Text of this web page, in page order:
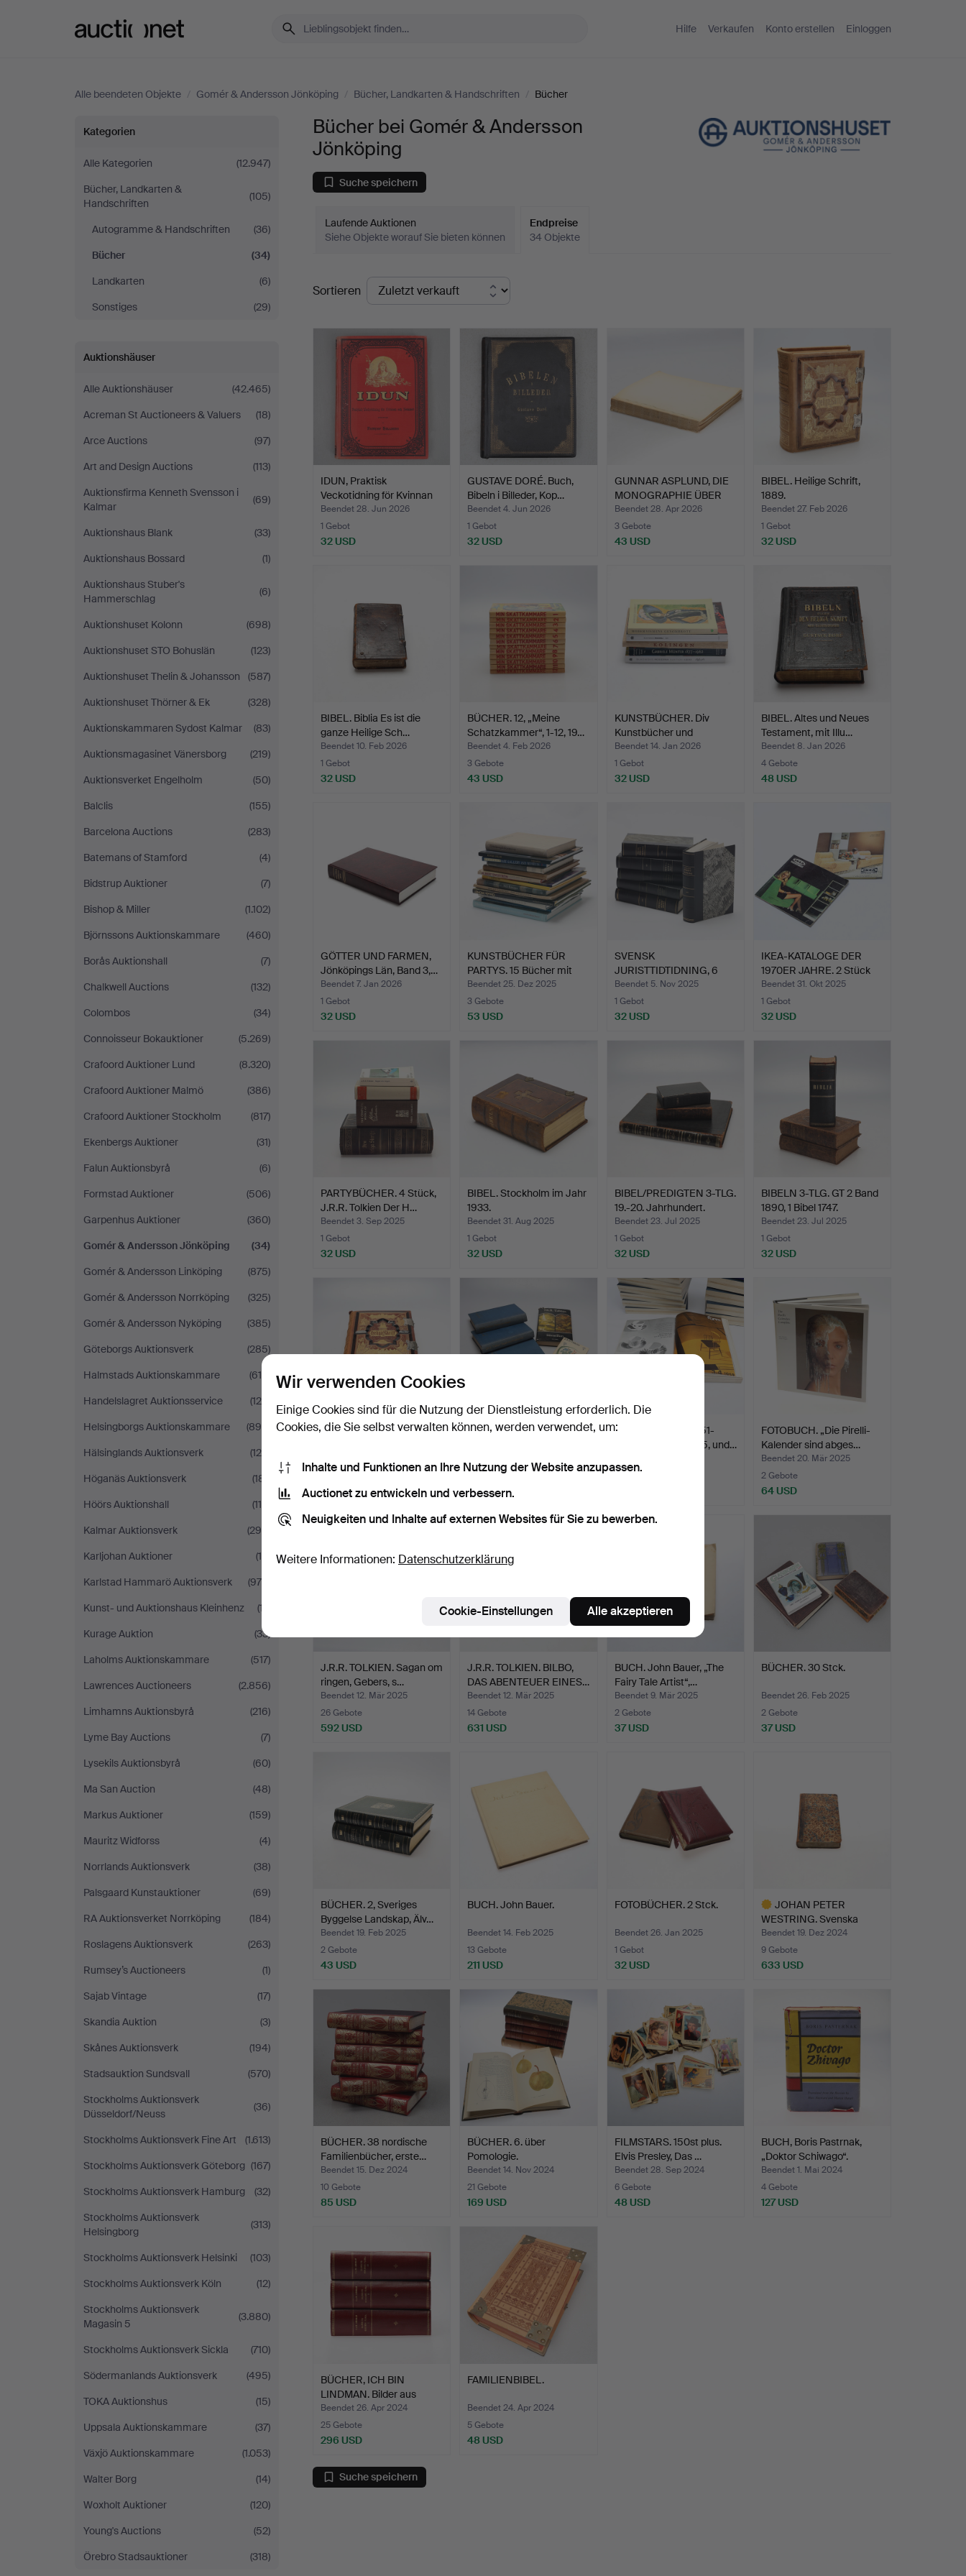
Hilfe Verkaufen Konto erstellen Einloggen
Alle beendeten Objekte / Gomér & Andersson Jönköping / Bücher, Landkarten & Handschriften / Bücher
Bücher
bei
Gomér
Andersson
Jönköping
Kategorien
Alle Kategorien
(12.947)
Bücher, Landkarten &
Handschriften
(105)
Autogramme & Handschriften
(36)
Bücher
(34)
Landkarten
(6)
Sonstiges
(29)
Auktionshäuser
Alle Auktionshäuser
(42.465)
Acreman St Auctioneers & Valuers
(18)
Arce Auctions
(97)
Art and Design Auctions
(113)
Auktionsfirma Kenneth Svensson i
Kalmar
(69)
Auktionshaus Blank
(33)
Auktionshaus Bossard
(1)
Auktionshaus Stuber's
Hammerschlag
(6)
Auktionshuset Kolonn
(698)
Auktionshuset STO Bohuslän
(123)
Auktionshuset Thelin & Johansson
(587)
Auktionshuset Thörner & Ek
(328)
Auktionskammaren Sydost Kalmar
(83)
Auktionsmagasinet Vänersborg
(219)
Auktionsverket Engelholm
(50)
Balclis
(155)
Barcelona Auctions
(283)
Batemans of Stamford
(4)
Bidstrup Auktioner
(7)
Bishop & Miller
(1.102)
Björnssons Auktionskammare
(460)
Borås Auktionshall
(7)
Chalkwell Auctions
(132)
Colombos
(34)
Connoisseur Bokauktioner
(5.269)
Crafoord Auktioner Lund
(8.320)
Crafoord Auktioner Malmö
(386)
Crafoord Auktioner Stockholm
(817)
Ekenbergs Auktioner
(31)
Falun Auktionsbyrå
(6)
Formstad Auktioner
(506)
Garpenhus Auktioner
(360)
Gomér & Andersson Jönköping
(34)
Gomér & Andersson Linköping
(875)
Gomér & Andersson Norrköping
(325)
Gomér & Andersson Nyköping
(385)
Göteborgs Auktionsverk
(285)
Halmstads Auktionskammare
(619)
Handelslagret Auktionsservice
(120)
Helsingborgs Auktionskammare
(890)
Hälsinglands Auktionsverk
(120)
Höganäs Auktionsverk
(181)
Höörs Auktionshall
(114)
Kalmar Auktionsverk
(295)
Karljohan Auktioner
(10)
Karlstad Hammarö Auktionsverk
(978)
Kunst- und Auktionshaus Kleinhenz
(17)
Kurage Auktion
(33)
Laholms Auktionskammare
(517)
Lawrences Auctioneers
(2.856)
Limhamns Auktionsbyrå
(216)
Lyme Bay Auctions
(7)
Lysekils Auktionsbyrå
(60)
Ma San Auction
(48)
Markus Auktioner
(159)
Mauritz Widforss
(4)
Norrlands Auktionsverk
(38)
Palsgaard Kunstauktioner
(69)
RA Auktionsverket Norrköping
(184)
Roslagens Auktionsverk
(263)
Rumsey’s Auctioneers
(1)
Sajab Vintage
(17)
Skandia Auktion
(3)
Skånes Auktionsverk
(194)
Stadsauktion Sundsvall
(570)
Stockholms Auktionsverk
Düsseldorf/Neuss
(36)
Stockholms Auktionsverk Fine Art
(1.613)
Stockholms Auktionsverk Göteborg (167)
Stockholms Auktionsverk Hamburg
(32)
Stockholms Auktionsverk
Helsingborg
(313)
Stockholms Auktionsverk Helsinki
(103)
Stockholms Auktionsverk Köln
(12)
Stockholms Auktionsverk
Magasin 5
(3.880)
Stockholms Auktionsverk Sickla
(710)
Södermanlands Auktionsverk
(495)
TOKA Auktionshus
(15)
Uppsala Auktionskammare
(37)
Växjö Auktionskammare
(1.053)
Walter Borg
(14)
Woxholt Auktioner
(120)
Young's Auctions
(52)
Örebro Stadsauktioner
(318)
Bücher bei Gomér & Andersson
Jönköping
Suche speichern
Laufende Auktionen
Siehe Objekte worauf Sie bieten können
Endpreise
34 Objekte
Endpreise
Sortieren
IDUN, Praktisk
Veckotidning för Kvinnan
oc…
Beendet 28. Jun 2026
1 Gebot
32 USD
GUSTAVE DORÉ. Buch,
Bibeln i Billeder, Kop…
Beendet 4. Jun 2026
1 Gebot
32 USD
GUNNAR ASPLUND, DIE
MONOGRAPHIE ÜBER
GUNNA…
Beendet 28. Apr 2026
3 Gebote
43 USD
BIBEL. Heilige Schrift,
1889.
Beendet 27. Feb 2026
1 Gebot
32 USD
BIBEL. Biblia Es ist die
ganze Heilige Sch…
Beendet 10. Feb 2026
1 Gebot
32 USD
BÜCHER. 12, „Meine
Schatzkammer“, 1-12, 19…
Beendet 4. Feb 2026
3 Gebote
43 USD
KUNSTBÜCHER. Div
Kunstbücher und
Kataloge,…
Beendet 14. Jan 2026
1 Gebot
32 USD
BIBEL. Altes und Neues
Testament, mit Illu…
Beendet 8. Jan 2026
4 Gebote
48 USD
GÖTTER UND FARMEN,
Jönköpings Län, Band 3,…
Beendet 7. Jan 2026
1 Gebot
32 USD
KUNSTBÜCHER FÜR
PARTYS. 15 Bücher mit
gemi…
Beendet 25. Dez 2025
3 Gebote
53 USD
SVENSK
JURISTTIDTIDNING, 6
Bänder. 1970, 7…
Beendet 5. Nov 2025
1 Gebot
32 USD
IKEA-KATALOGE DER
1970ER JAHRE. 2 Stück
19…
Beendet 31. Okt 2025
1 Gebot
32 USD
PARTYBÜCHER. 4 Stück,
J.R.R. Tolkien Der H…
Beendet 3. Sep 2025
1 Gebot
32 USD
BIBEL. Stockholm im Jahr
1933.
Beendet 31. Aug 2025
1 Gebot
32 USD
BIBEL/PREDIGTEN 3-TLG.
19.-20. Jahrhundert.
Beendet 23. Jul 2025
1 Gebot
32 USD
BIBELN 3-TLG. GT 2 Band
1890, 1 Bibel 1747.
Beendet 23. Jul 2025
1 Gebot
32 USD
ILLUSTRIERTE
180 USD
J.R.R. TOLKIEN. 4 Bücher,
5 Gebote
69 USD
BÜCHER. Form, 1951-
1959 und 1962-1965, und…
FOTOBUCH. „Die Pirelli-
Kalender sind abges…
Beendet 20. Mär 2025
2 Gebote
64 USD
J.R.R. TOLKIEN. Sagan om
ringen, Gebers, s…
Beendet 12. Mär 2025
26 Gebote
592 USD
J.R.R. TOLKIEN. BILBO,
DAS ABENTEUER EINES…
Beendet 12. Mär 2025
14 Gebote
631 USD
BUCH. John Bauer, „The
Fairy Tale Artist“,…
Beendet 9. Mär 2025
2 Gebote
37 USD
BÜCHER. 30 Stck.
Beendet 26. Feb 2025
2 Gebote
37 USD
BÜCHER. 2, Sveriges
Byggelse Landskap, Älv…
Beendet 19. Feb 2025
2 Gebote
43 USD
BUCH. John Bauer.
Beendet 14. Feb 2025
13 Gebote
211 USD
FOTOBÜCHER. 2 Stck.
Beendet 26. Jan 2025
1 Gebot
32 USD
JOHAN PETER
WESTRING. Svenska
lafvarnas fa…
Beendet 19. Dez 2024
9 Gebote
633 USD
BÜCHER. 38 nordische
Familienbücher, erste…
Beendet 15. Dez 2024
10 Gebote
85 USD
BÜCHER. 6. über
Pomologie.
Beendet 14. Nov 2024
21 Gebote
169 USD
FILMSTARS. 150st plus.
Elvis Presley, Das …
Beendet 28. Sep 2024
6 Gebote
48 USD
BUCH, Boris Pastrnak,
„Doktor Schiwago“.
Beendet 1. Mai 2024
4 Gebote
127 USD
BÜCHER, ICH BIN
LINDMAN. Bilder aus
Norden…
Beendet 26. Apr 2024
25 Gebote
296 USD
FAMILIENBIBEL.
Beendet 24. Apr 2024
5 Gebote
48 USD
Suche speichern
Wir verwenden Cookies
Einige Cookies sind für die Nutzung der Dienstleistung erforderlich. Die
Cookies, die Sie selbst verwalten können, werden verwendet, um:
Inhalte und Funktionen an Ihre Nutzung der Website anzupassen.
Auctionet zu entwickeln und verbessern.
Neuigkeiten und Inhalte auf externen Websites für Sie zu bewerben.
Weitere Informationen: Datenschutzerklärung
Cookie-Einstellungen Alle akzeptieren